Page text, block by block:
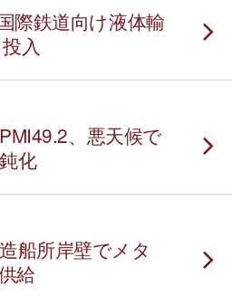
際鉄道向け液体輸
入
、悪天候で
化
船所岸壁でメタ
給